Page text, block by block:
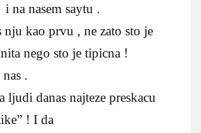
na nasem saytu .
nju kao prvu , ne zato sto je
nego sto je tipicna !
.
ljudi danas najteze preskacu
! I da